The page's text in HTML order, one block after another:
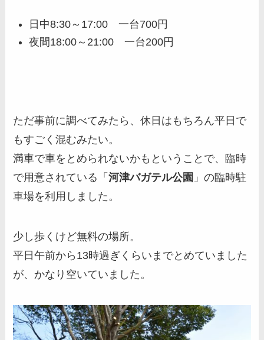
日中8:30～17:00 一台700円
夜間18:00～21:00 一台200円
ただ事前に調べてみたら、休日はもちろん平日で
もすごく混むみたい。
満車で車をとめられないかもということで、臨時
で用意されている「河津バガテル公園 」の臨時駐
車場を利用しました。
少し歩くけど無料の場所。
平日午前から13時過ぎくらいまでとめていました
が、かなり空いていました。